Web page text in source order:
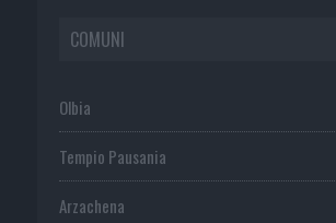
COMUNI
Olbia
Tempio Pausania
Arzachena